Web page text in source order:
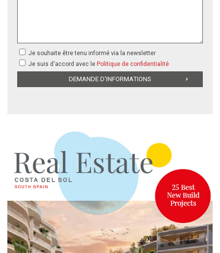
Je souhaite être tenu informé via la newsletter
Je suis d'accord avec le Politique de confidentialité